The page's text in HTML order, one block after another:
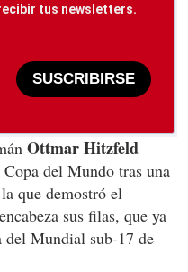
tus newsletters.
SUSCRIBIRSE
Ottmar Hitzfeld
del Mundo tras una
que demostró el
sus filas, que ya
del Mundial sub-17 de